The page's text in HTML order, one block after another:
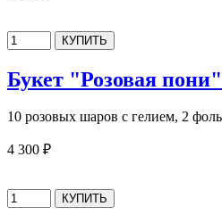
Букет "Розовая пони"
10 розовых шаров с гелием, 2
4 300 ₽